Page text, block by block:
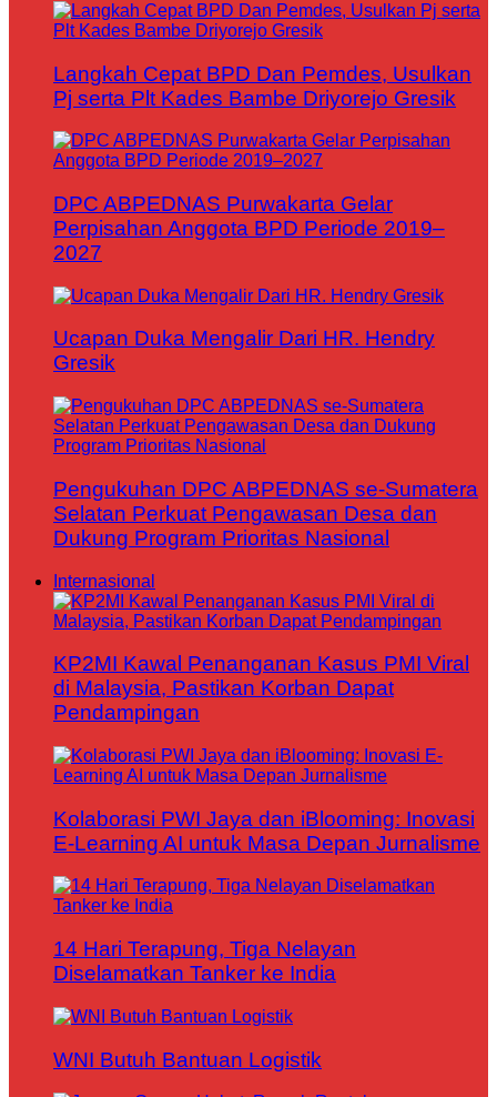
Langkah Cepat BPD Dan Pemdes, Usulkan
Pj serta Plt Kades Bambe Driyorejo Gresik
DPC ABPEDNAS Purwakarta Gelar
Perpisahan Anggota BPD Periode 2019–
2027
Ucapan Duka Mengalir Dari HR. Hendry
Gresik
Pengukuhan DPC ABPEDNAS se-Sumatera
Selatan Perkuat Pengawasan Desa dan
Dukung Program Prioritas Nasional
Internasional
KP2MI Kawal Penanganan Kasus PMI Viral
di Malaysia, Pastikan Korban Dapat
Pendampingan
Kolaborasi PWI Jaya dan iBlooming: Inovasi
E-Learning AI untuk Masa Depan Jurnalisme
14 Hari Terapung, Tiga Nelayan
Diselamatkan Tanker ke India
WNI Butuh Bantuan Logistik